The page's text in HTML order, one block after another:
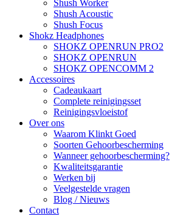
Shush Worker
Shush Acoustic
Shush Focus
Shokz Headphones
SHOKZ OPENRUN PRO2
SHOKZ OPENRUN
SHOKZ OPENCOMM 2
Accessoires
Cadeaukaart
Complete reinigingsset
Reinigingsvloeistof
Over ons
Waarom Klinkt Goed
Soorten Gehoorbescherming
Wanneer gehoorbescherming?
Kwaliteitsgarantie
Werken bij
Veelgestelde vragen
Blog / Nieuws
Contact